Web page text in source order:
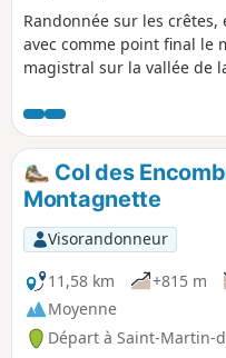
Randonnée sur les
avec comme point final le
magistral sur la vallée de
Col des
Montagnette
Visorandonneur
11,58 km
+815 m
Moyenne
Départ à Saint-Martin-